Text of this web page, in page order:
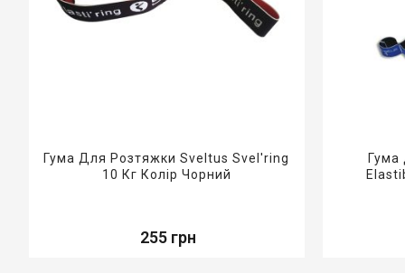
Гума Для Розтяжки Sveltus Svel'ring
10 Кг Колір Чорний
255 грн
Гума